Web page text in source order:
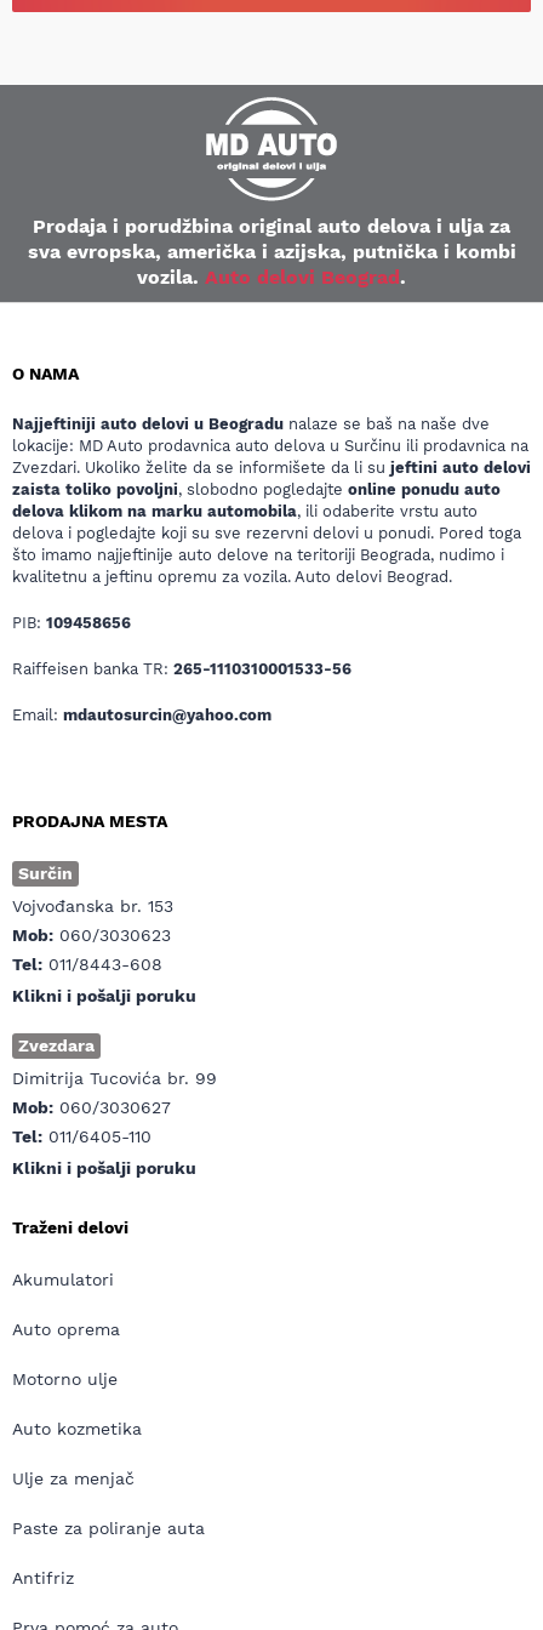
Prodaja i porudžbina original auto delova i ulja za
sva evropska, američka i azijska, putnička i kombi
vozila. Auto delovi Beograd.
O NAMA
Najjeftiniji auto delovi u Beogradu nalaze se baš na naše dve
lokacije: MD Auto prodavnica auto delova u Surčinu ili prodavnica na
Zvezdari. Ukoliko želite da se informišete da li su jeftini auto delovi
zaista toliko povoljni, slobodno pogledajte online ponudu auto
delova klikom na marku automobila, ili odaberite vrstu auto
delova i pogledajte koji su sve rezervni delovi u ponudi. Pored toga
što imamo najjeftinije auto delove na teritoriji Beograda, nudimo i
kvalitetnu a jeftinu opremu za vozila. Auto delovi Beograd.
PIB: 109458656
Raiffeisen banka TR: 265-1110310001533-56
Email: mdautosurcin@yahoo.com
PRODAJNA MESTA
Surčin
Vojvođanska br. 153
Mob: 060/3030623
Tel: 011/8443-608
Klikni i pošalji poruku
Zvezdara
Dimitrija Tucovića br. 99
Mob: 060/3030627
Tel: 011/6405-110
Klikni i pošalji poruku
Traženi delovi
Akumulatori
Auto oprema
Motorno ulje
Auto kozmetika
Ulje za menjač
Paste za poliranje auta
Antifriz